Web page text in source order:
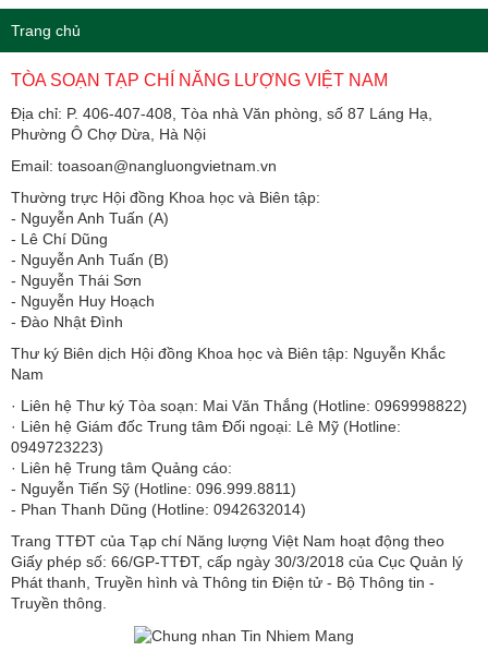
Trang chủ
TÒA SOẠN TẠP CHÍ NĂNG LƯỢNG VIỆT NAM
Địa chỉ: P. 406-407-408, Tòa nhà Văn phòng, số 87 Láng Hạ,
Phường Ô Chợ Dừa, Hà Nội
Email: toasoan@nangluongvietnam.vn
Thường trực Hội đồng Khoa học và Biên tập:
​​​​​​- Nguyễn Anh Tuấn (A)
- Lê Chí Dũng
- Nguyễn Anh Tuấn (B)
- Nguyễn Thái Sơn
- Nguyễn Huy Hoạch
- Đào Nhật Đình
Thư ký Biên dịch Hội đồng Khoa học và Biên tập: Nguyễn Khắc
Nam
· Liên hệ Thư ký Tòa soạn: Mai Văn Thắng (Hotline: 0969998822)
· Liên hệ Giám đốc Trung tâm Đối ngoại: Lê Mỹ (Hotline:
0949723223)
· Liên hệ Trung tâm Quảng cáo:
- Nguyễn Tiến Sỹ (Hotline: 096.999.8811)
- Phan Thanh Dũng (Hotline: 0942632014)
Trang TTĐT của Tạp chí Năng lượng Việt Nam hoạt động theo
Giấy phép số: 66/GP-TTĐT, cấp ngày 30/3/2018 của Cục Quản lý
Phát thanh, Truyền hình và Thông tin Điện tử - Bộ Thông tin -
Truyền thông.